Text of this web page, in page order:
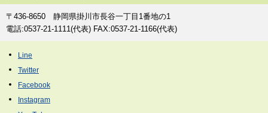
〒436-8650 静岡県掛川市長谷一丁目1番地の1
電話:0537-21-1111(代表) FAX:0537-21-1166(代表)